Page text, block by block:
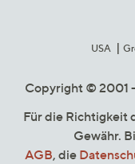
USA
Copyright © 2001 -
Für die Richtigkeit
Gewähr.
AGB, die